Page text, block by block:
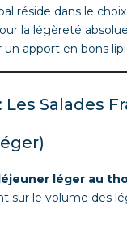
réside dans le
la légèreté
un apport en bons
Les Salades
léger au
sur le volume des